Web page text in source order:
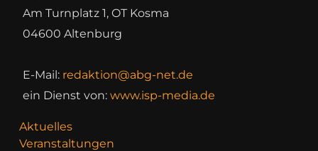
Am Turnplatz 1, OT Kosma
04600 Altenburg
E-Mail: redaktion@abg-net.de
ein Dienst von: www.isp-media.de
Aktuelles
Veranstaltungen